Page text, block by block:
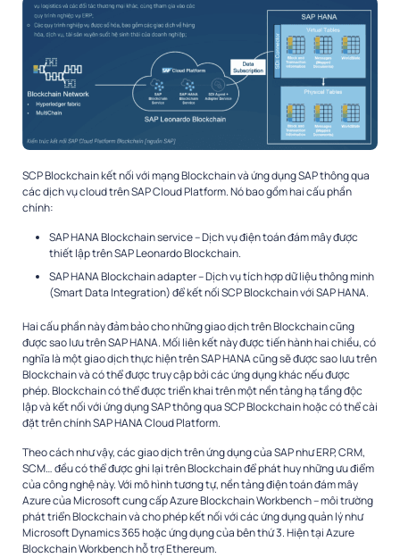
SCP Blockchain kết nối với mạng Blockchain và ứng dụng SAP thông qua
các dịch vụ cloud trên SAP Cloud Platform. Nó bao gồm hai cấu phần
chính:
SAP HANA Blockchain service – Dịch vụ điện toán đám mây được
thiết lập trên SAP Leonardo Blockchain.
SAP HANA Blockchain adapter – Dịch vụ tích hợp dữ liệu thông minh
(Smart Data Integration) để kết nối SCP Blockchain với SAP HANA.
Hai cấu phần này đảm bảo cho những giao dịch trên Blockchain cũng
được sao lưu trên SAP HANA. Mối liên kết này được tiến hành hai chiều, có
nghĩa là một giao dịch thực hiện trên SAP HANA cũng sẽ được sao lưu trên
Blockchain và có thể được truy cập bởi các ứng dụng khác nếu được
phép. Blockchain có thể được triển khai trên một nền tảng hạ tầng độc
lập và kết nối với ứng dụng SAP thông qua SCP Blockchain hoặc có thể cài
đặt trên chính SAP HANA Cloud Platform.
Theo cách như vậy, các giao dịch trên ứng dụng của SAP như ERP, CRM,
SCM… đều có thể được ghi lại trên Blockchain để phát huy những ưu điểm
của công nghệ này. Với mô hình tương tự, nền tảng điện toán đám mây
Azure của Microsoft cung cấp Azure Blockchain Workbench – môi trường
phát triển Blockchain và cho phép kết nối với các ứng dụng quản lý như
Microsoft Dynamics 365 hoặc ứng dụng của bên thứ 3. Hiện tại Azure
Blockchain Workbench hỗ trợ Ethereum.